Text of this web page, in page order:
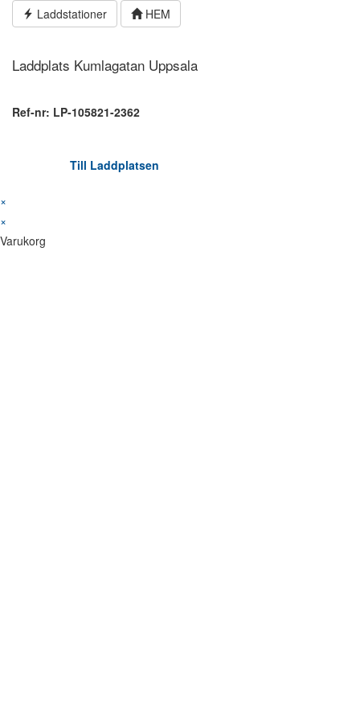
Hoppa Laddstationer HEM
Laddplats Kumlagatan Uppsala
Ref-nr: LP-105821-2362
Till Laddplatsen
×
×
Varukorg